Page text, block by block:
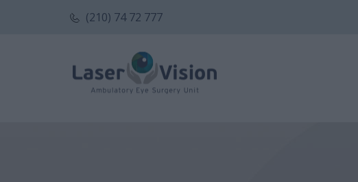
(210) 74 72 777